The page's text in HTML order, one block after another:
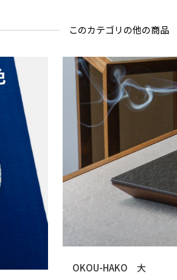
このカテゴリの他の商品
OKOU-HAKO 大